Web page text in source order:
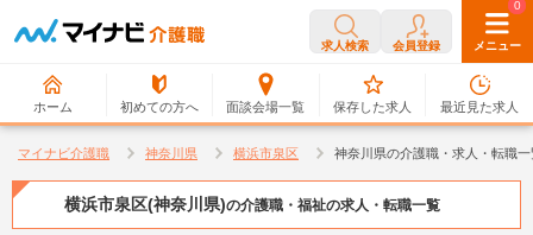
求人検索 会員登録 メニュー
ホーム 初めての方へ 面談会場一覧
0
保存した求人
0
最近見た求人
マイナビ介護職 神奈川県 横浜市泉区 神奈川県の介護職・求人・転職一
横浜市泉区(神奈川県)の介護職・福祉の求人・転職一覧